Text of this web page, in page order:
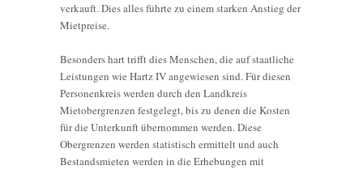
verkauft. Dies alles führte zu einem starken Anstieg der
Mietpreise.
Besonders hart trifft dies Menschen, die auf staatliche
Leistungen wie Hartz IV angewiesen sind. Für diesen
Personenkreis werden durch den Landkreis
Mietobergrenzen festgelegt, bis zu denen die Kosten
für die Unterkunft übernommen werden. Diese
Obergrenzen werden statistisch ermittelt und auch
Bestandsmieten werden in die Erhebungen mit